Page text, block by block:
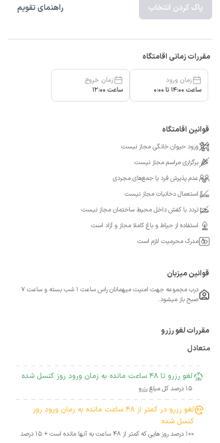
پاک کردن انتخاب راهنمای تقویم
مقررات زمانی اقامتگاه
زمان ورود
ساعت 14:00 تا 0:00
زمان خروج
ساعت 12:00
قوانین اقامتگاه
ورود حیوان خانگی مجاز نیست
برگزاری مراسم مجاز نیست
عدم پذیرش فرد یا جمع‌های مجردی
استعمال دخانیات مجاز نیست
تردد با کفش داخل محیط ساختمان مجاز نیست
استفاده از حیاط و باغ کاملا مجاز و آزاد است
مدرک محرمیت لازم است
قوانین میزبان
درب مجموعه جهت امنیت میهمانان راس ساعت ۱ شب بسته و ساعت ۷
صبح باز میشود.
مقررات لغو رزرو
متعادل
لغو رزرو تا 48 ساعت مانده به زمان ورود روز کنسل شده
15 درصد کل مبلغ رزرو
لغو رزرو در کمتر از 48 ساعت مانده به زمان ورود روز
کنسل شده
100 درصد روز هایی که کمتر از 48 ساعت به آنها مانده است + 15 درصد